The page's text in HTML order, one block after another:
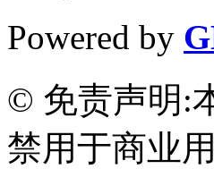
Powered by
© 免责声明:
禁用于商业